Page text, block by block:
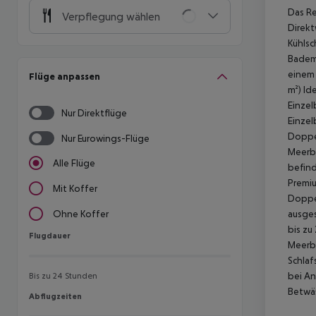
Verpflegung wählen
Flüge anpassen
Nur Direktflüge
Nur Eurowings-Flüge
Alle Flüge
Mit Koffer
Ohne Koffer
Flugdauer
Flugdauer
Bis zu 24 Stunden
Abflugzeiten
Abflugzeiten
Das
m²)
bis
bei